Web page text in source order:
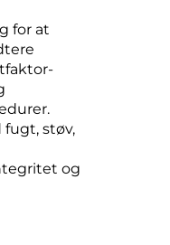
for at
støv,
og